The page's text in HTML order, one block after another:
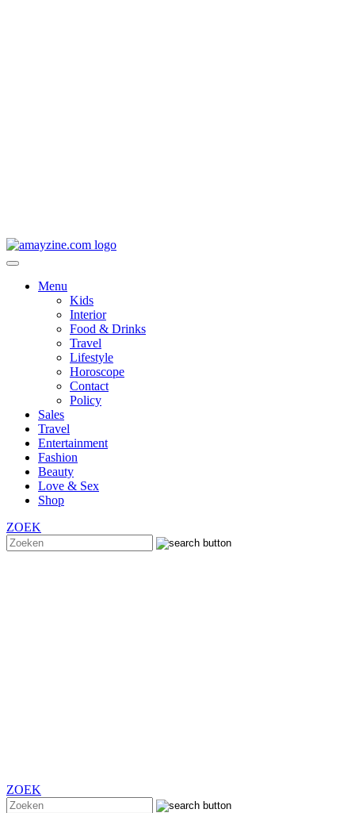
Menu
Kids
Interior
Food & Drinks
Travel
Lifestyle
Horoscope
Contact
Policy
Sales
Travel
Entertainment
Fashion
Beauty
Love & Sex
Shop
ZOEK
ZOEK